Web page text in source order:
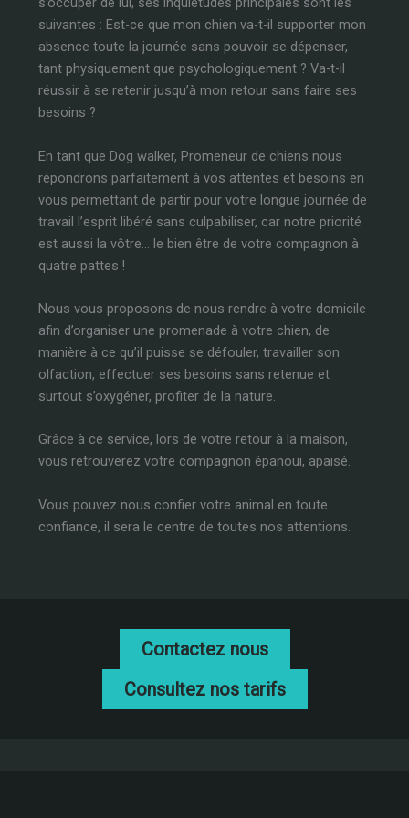
suivantes : Est-ce que mon chien va-t-il supporter mon
absence toute la journée sans pouvoir se dépenser,
tant physiquement que psychologiquement ? Va-t-il
réussir à se retenir jusqu’à mon retour sans faire ses
besoins ?
En tant que Dog walker, Promeneur de chiens nous
répondrons parfaitement à vos attentes et besoins en
vous permettant de partir pour votre longue journée de
travail l’esprit libéré sans culpabiliser, car notre priorité
est aussi la vôtre… le bien être de votre compagnon à
quatre pattes !
Nous vous proposons de nous rendre à votre domicile
afin d’organiser une promenade à votre chien, de
manière à ce qu’il puisse se défouler, travailler son
olfaction, effectuer ses besoins sans retenue et
surtout s’oxygéner, profiter de la nature.
Grâce à ce service, lors de votre retour à la maison,
vous retrouverez votre compagnon épanoui, apaisé.
Vous pouvez nous confier votre animal en toute
confiance, il sera le centre de toutes nos attentions.
Contactez nous
Consultez nos tarifs